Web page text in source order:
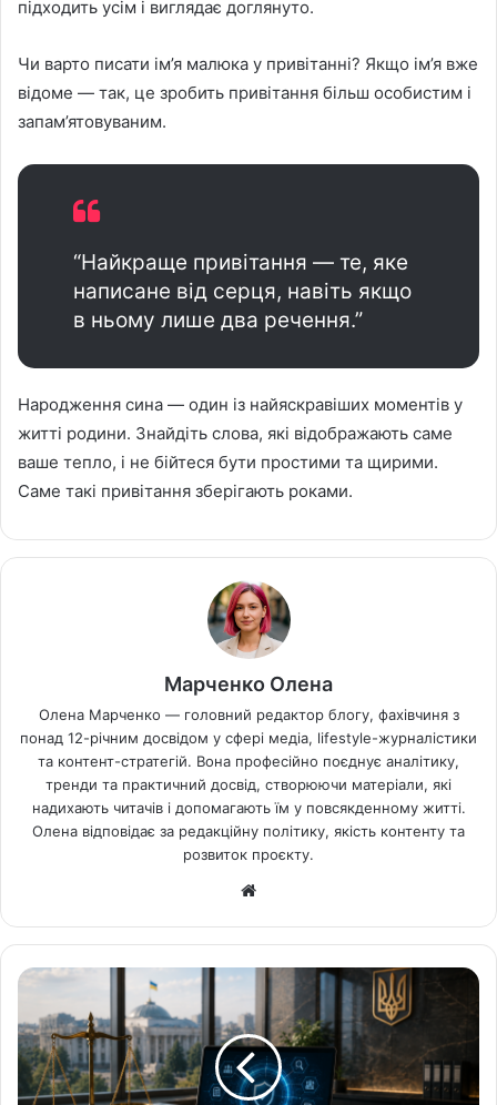
підходить усім і виглядає доглянуто.
Чи варто писати ім’я малюка у привітанні? Якщо ім’я вже
відоме — так, це зробить привітання більш особистим і
запам’ятовуваним.
“Найкраще привітання — те, яке
написане від серця, навіть якщо
в ньому лише два речення.”
Народження сина — один із найяскравіших моментів у
житті родини. Знайдіть слова, які відображають саме
ваше тепло, і не бійтеся бути простими та щирими.
Саме такі привітання зберігають роками.
Марченко Олена
Олена Марченко — головний редактор блогу, фахівчиня з
понад 12-річним досвідом у сфері медіа, lifestyle-журналістики
та контент-стратегій. Вона професійно поєднує аналітику,
тренди та практичний досвід, створюючи матеріали, які
надихають читачів і допомагають їм у повсякденному житті.
Олена відповідає за редакційну політику, якість контенту та
розвиток проєкту.
са
йт